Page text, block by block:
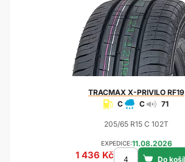
TRACMAX X-PRIVILO RF19
C
C 71
205/65 R15 C 102T
EXPEDICE:11.08.2026
1 436 Kč